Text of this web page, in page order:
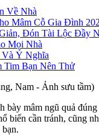
Về Nhà
Mâm Cỗ Gia Đình
Đón Tài Lộc Đầy
Mọi Nhà
Và Ý Nghĩa
Tim Bạn Nên Thử
Nam - Ảnh sưu tầm)
mâm ngũ quả
biến cần tránh,